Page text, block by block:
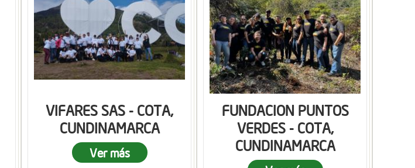
VIFARES SAS - COTA,
CUNDINAMARCA
Ver más
FUNDACION PUNTOS
VERDES - COTA,
CUNDINAMARCA